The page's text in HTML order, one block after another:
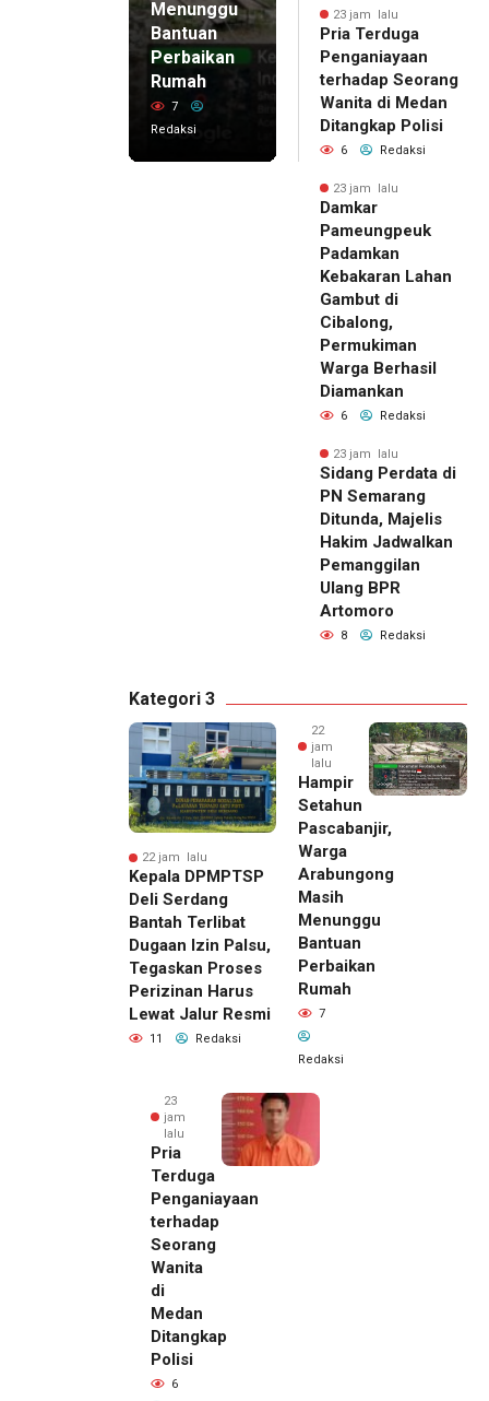
Menunggu
Bantuan
Perbaikan
Rumah
7
Redaksi
23 jam lalu
Pria Terduga
Penganiayaan
terhadap Seorang
Wanita di Medan
Ditangkap Polisi
6 Redaksi
23 jam lalu
Damkar
Pameungpeuk
Padamkan
Kebakaran Lahan
Gambut di
Cibalong,
Permukiman
Warga Berhasil
Diamankan
6 Redaksi
23 jam lalu
Sidang Perdata di
PN Semarang
Ditunda, Majelis
Hakim Jadwalkan
Pemanggilan
Ulang BPR
Artomoro
8 Redaksi
Kategori 3
22 jam lalu
Kepala DPMPTSP
Deli Serdang
Bantah Terlibat
Dugaan Izin Palsu,
Tegaskan Proses
Perizinan Harus
Lewat Jalur Resmi
11 Redaksi
22
jam
lalu
Hampir
Setahun
Pascabanjir,
Warga
Arabungong
Masih
Menunggu
Bantuan
Perbaikan
Rumah
7
Redaksi
23
jam
lalu
Pria
Terduga
Penganiayaan
terhadap
Seorang
Wanita
di
Medan
Ditangkap
Polisi
6
22 jam lalu
Kepala
DPMPTSP
Deli
Serdang